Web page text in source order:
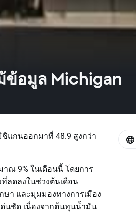
ข้อมูล Michigan
แกนออกมาที่ 48.9 สูงกว่า
ณ 9% ในเดือนนี้ โดยการ
ลดลงในช่วงต้นเดือน
า และมุมมองทางการเมือง
นชัด เนื่องจากต้นทุนน้ำมัน